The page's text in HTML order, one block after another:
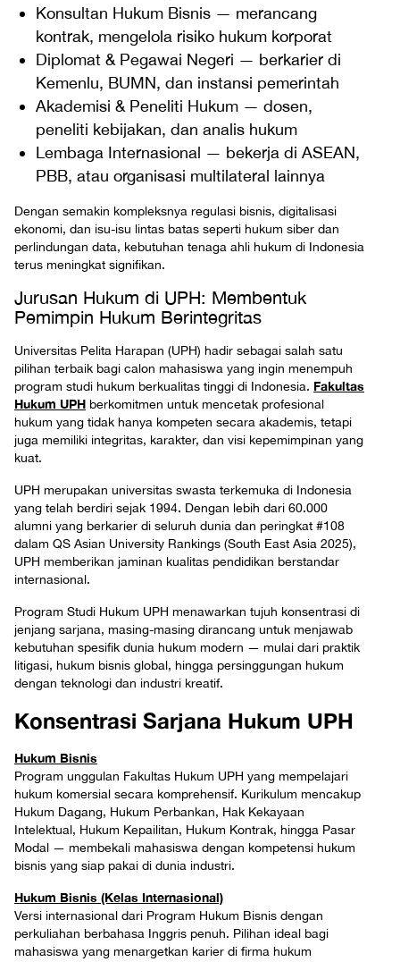
Konsultan Hukum Bisnis — merancang
kontrak, mengelola risiko hukum korporat
Diplomat & Pegawai Negeri — berkarier di
Kemenlu, BUMN, dan instansi pemerintah
Akademisi & Peneliti Hukum — dosen,
peneliti kebijakan, dan analis hukum
Lembaga Internasional — bekerja di ASEAN,
PBB, atau organisasi multilateral lainnya
Dengan semakin kompleksnya regulasi bisnis, digitalisasi
ekonomi, dan isu-isu lintas batas seperti hukum siber dan
perlindungan data, kebutuhan tenaga ahli hukum di Indonesia
terus meningkat signifikan.
Jurusan Hukum di UPH: Membentuk
Pemimpin Hukum Berintegritas
Universitas Pelita Harapan (UPH) hadir sebagai salah satu
pilihan terbaik bagi calon mahasiswa yang ingin menempuh
program studi hukum berkualitas tinggi di Indonesia. Fakultas
Hukum UPH berkomitmen untuk mencetak profesional
hukum yang tidak hanya kompeten secara akademis, tetapi
juga memiliki integritas, karakter, dan visi kepemimpinan yang
kuat.
UPH merupakan universitas swasta terkemuka di Indonesia
yang telah berdiri sejak 1994. Dengan lebih dari 60.000
alumni yang berkarier di seluruh dunia dan peringkat #108
dalam QS Asian University Rankings (South East Asia 2025),
UPH memberikan jaminan kualitas pendidikan berstandar
internasional.
Program Studi Hukum UPH menawarkan tujuh konsentrasi di
jenjang sarjana, masing-masing dirancang untuk menjawab
kebutuhan spesifik dunia hukum modern — mulai dari praktik
litigasi, hukum bisnis global, hingga persinggungan hukum
dengan teknologi dan industri kreatif.
Konsentrasi Sarjana Hukum UPH
Hukum Bisnis
Program unggulan Fakultas Hukum UPH yang mempelajari
hukum komersial secara komprehensif. Kurikulum mencakup
Hukum Dagang, Hukum Perbankan, Hak Kekayaan
Intelektual, Hukum Kepailitan, Hukum Kontrak, hingga Pasar
Modal — membekali mahasiswa dengan kompetensi hukum
bisnis yang siap pakai di dunia industri.
Hukum Bisnis (Kelas Internasional)
Versi internasional dari Program Hukum Bisnis dengan
perkuliahan berbahasa Inggris penuh. Pilihan ideal bagi
mahasiswa yang menargetkan karier di firma hukum